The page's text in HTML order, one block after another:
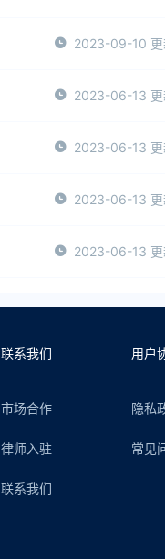
2023-09-10 更
2023-06-13 更
2023-06-13 更
2023-06-13 更
2023-06-13 更
联系我们
市场合作
律师入驻
联系我们
用户
隐私
常见